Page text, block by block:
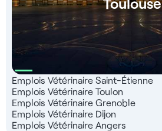
Emplois Vétérinaire Saint-Étienne
Emplois Vétérinaire Toulon
Emplois Vétérinaire Grenoble
Emplois Vétérinaire Dijon
Emplois Vétérinaire Angers